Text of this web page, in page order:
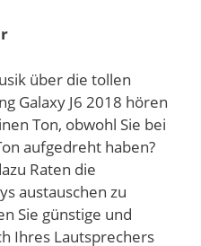
über die tollen
Galaxy J6 2018 hören
Ton, obwohl Sie bei
aufgedreht haben?
Raten die
austauschen zu
Sie günstige und
Ihres Lautsprechers